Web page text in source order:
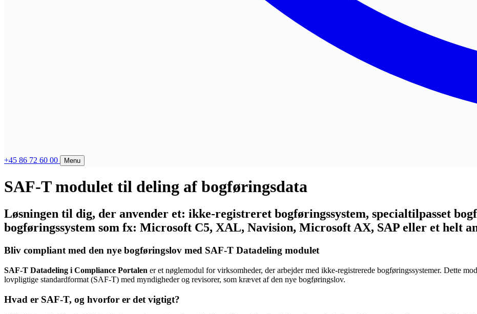
+45 86 72 60 00 Menu
SAF-T modulet til deling af bogføringsdata
Løsningen til dig, der anvender et: ikke-registreret bogføringssystem, specialtilpasset
bogføringssystem som fx: Microsoft C5, XAL, Navision, Microsoft AX, SAP eller et helt
Bliv compliant med den nye bogføringslov med SAF-T Datadeling modulet
SAF-T Datadeling i Compliance Portalen er et nøglemodul for virksomheder, der arbejder med ikke-registrerede bogføringssystemer. Dette
lovpligtige standardformat (SAF-T) med myndigheder og revisorer, som krævet af den nye bogføringslov.
Hvad er SAF-T, og hvorfor er det vigtigt?